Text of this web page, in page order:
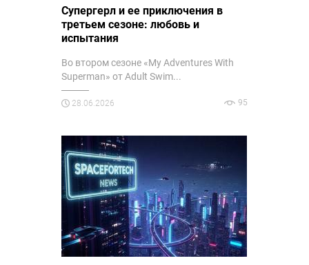
Супергерл и ее приключения в
третьем сезоне: любовь и
испытания
Во втором сезоне «My Adventures With
Superman» от Adult Swim...
28.06.2026 95